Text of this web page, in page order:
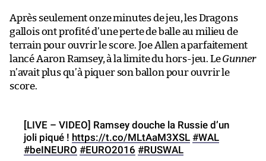
Après seulement onze minutes de jeu, les Dragons
gallois ont profité d’une perte de balle au milieu de
terrain pour ouvrir le score. Joe Allen a parfaitement
lancé Aaron Ramsey, à la limite du hors-jeu. LeGunner
n’avait plus qu’à piquer son ballon pour ouvrir le
score.
[LIVE – VIDEO] Ramsey douche la Russie d’un
joli piqué ! https://t.co/MLtAaM3XSL #WAL
#beINEURO #EURO2016 #RUSWAL